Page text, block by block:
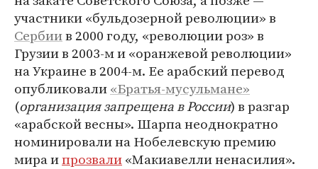
участники «бульдозерной революции» в
Сербиив 2000 году, «революции роз» в
Грузии в 2003-м и «оранжевой революции»
на Украине в 2004-м. Ее арабский перевод
опубликовали«Братья-мусульмане»
(организация запрещена в России) в разгар
«арабской весны». Шарпа неоднократно
номинировали на Нобелевскую премию
мира ипрозвали«Макиавелли ненасилия».